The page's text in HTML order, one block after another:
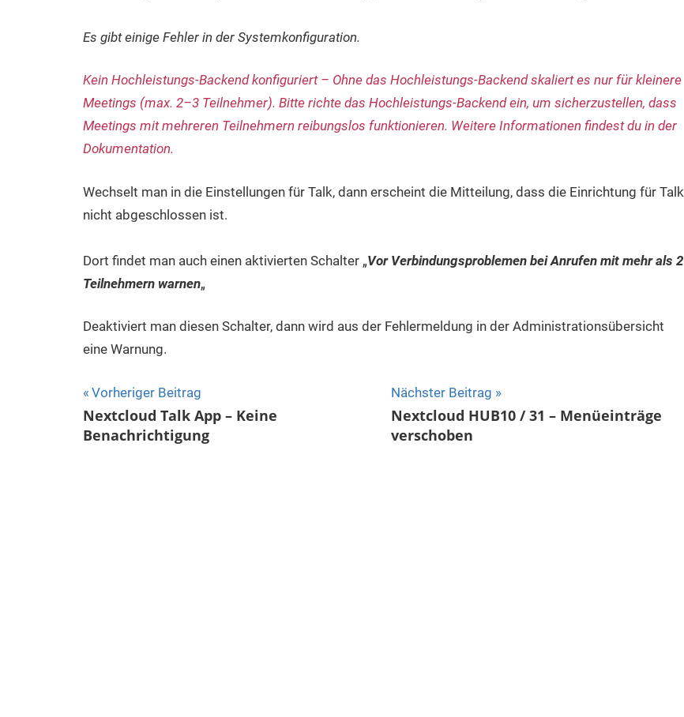
Es gibt einige Fehler in der Systemkonfiguration.
Kein Hochleistungs-Backend konfiguriert – Ohne das Hochleistungs-Backend skaliert es nur für kleinere
Meetings (max. 2–3 Teilnehmer). Bitte richte das Hochleistungs-Backend ein, um sicherzustellen, dass
Meetings mit mehreren Teilnehmern reibungslos funktionieren. Weitere Informationen findest du in der
Dokumentation.
Wechselt man in die Einstellungen für Talk, dann erscheint die Mitteilung, dass die Einrichtung für Talk
nicht abgeschlossen ist.
Dort findet man auch einen aktivierten Schalter „Vor Verbindungsproblemen bei Anrufen mit mehr als 2
Teilnehmern warnen„
Deaktiviert man diesen Schalter, dann wird aus der Fehlermeldung in der Administrationsübersicht
eine Warnung.
Beitragsnavigation
Vorheriger Beitrag
Nextcloud Talk App – Keine
Benachrichtigung
Nächster Beitrag
Nextcloud HUB10 / 31 – Menüeinträge
verschoben